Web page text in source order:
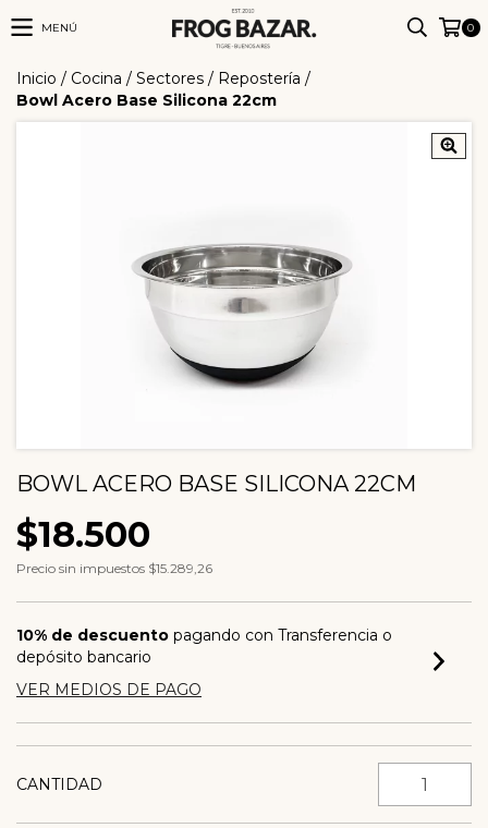
MENÚ 0
Inicio / Cocina / Sectores / Repostería /
Bowl Acero Base Silicona 22cm
BOWL ACERO BASE SILICONA 22CM
$18.500
Precio sin impuestos $15.289,26
10% de descuento pagando con Transferencia o
depósito bancario
VER MEDIOS DE PAGO
CANTIDAD